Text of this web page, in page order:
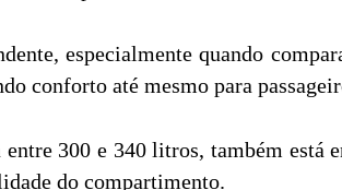
especialmente quando
conforto até mesmo para
300 e 340 litros, também
do compartimento.